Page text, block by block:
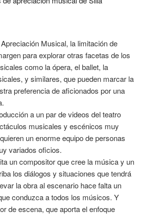
Musical, la limitación de
para explorar otras facetas de los
como la ópera, el ballet, la
y similares, que pueden marcar la
preferencia de aficionados por una
a un par de videos del teatro
musicales y escénicos muy
un enorme equipo de personas
variados oficios.
un compositor que cree la música y un
los diálogos y situaciones que tendrá
la obra al escenario hace falta un
conduzca a todos los músicos. Y
de escena, que aporta el enfoque